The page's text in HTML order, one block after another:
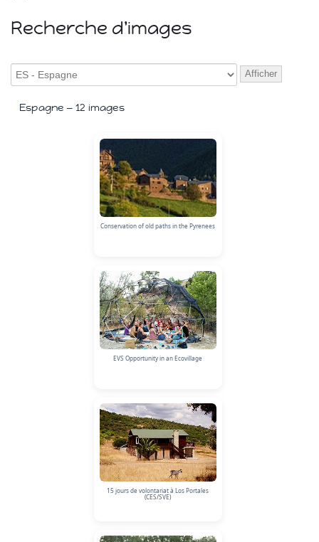
Recherche d'images
Afficher
Espagne — 12 images
Conservation of old paths in the Pyrenees
EVS Opportunity in an Ecovillage
15 jours de volontariat à Los Portales
(CES/SVE)
VietNam
Mexique
SVE